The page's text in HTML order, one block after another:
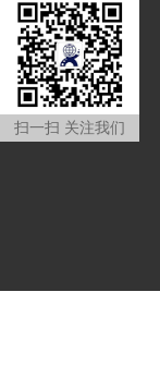
扫一扫 关注我们